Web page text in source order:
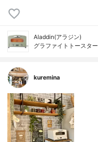
Aladdin(アラジン)
グラファイトトースター
kuremina